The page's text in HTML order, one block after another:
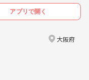
アプリで開く
大阪府